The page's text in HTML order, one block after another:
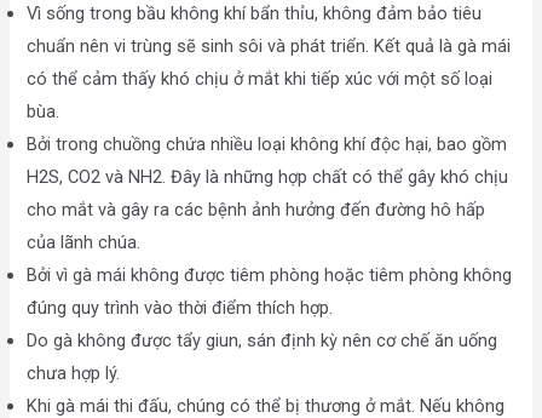
Vì sống trong bầu không khí bẩn thỉu, không đảm bảo tiêu
chuẩn nên vi trùng sẽ sinh sôi và phát triển. Kết quả là gà mái
có thể cảm thấy khó chịu ở mắt khi tiếp xúc với một số loại
bùa.
Bởi trong chuồng chứa nhiều loại không khí độc hại, bao gồm
H2S, CO2 và NH2. Đây là những hợp chất có thể gây khó chịu
cho mắt và gây ra các bệnh ảnh hưởng đến đường hô hấp
của lãnh chúa.
Bởi vì gà mái không được tiêm phòng hoặc tiêm phòng không
đúng quy trình vào thời điểm thích hợp.
Do gà không được tẩy giun, sán định kỳ nên cơ chế ăn uống
chưa hợp lý.
Khi gà mái thi đấu, chúng có thể bị thương ở mắt. Nếu không